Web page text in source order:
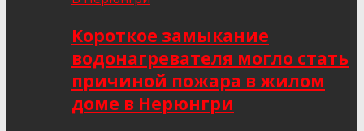
Короткое замыкание
водонагревателя могло стать
причиной пожара в жилом
доме в Нерюнгри